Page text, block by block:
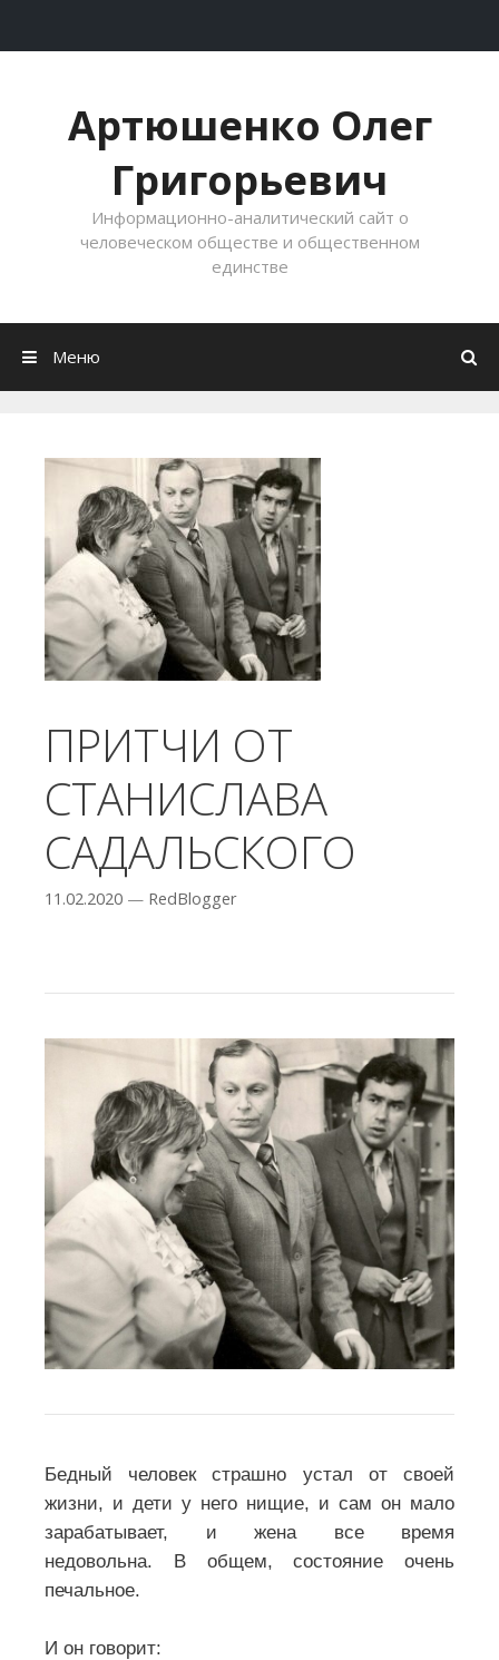
Артюшенко Олег
Григорьевич
Информационно-аналитический сайт о
человеческом обществе и общественном
единстве
Меню
ПРИТЧИ ОТ
СТАНИСЛАВА
САДАЛЬСКОГО
11.02.2020 — RedBlogger
Бедный человек страшно устал от своей
жизни, и дети у него нищие, и сам он мало
зарабатывает, и жена все время
недовольна.
В общем, состояние очень
печальное.
И он говорит: